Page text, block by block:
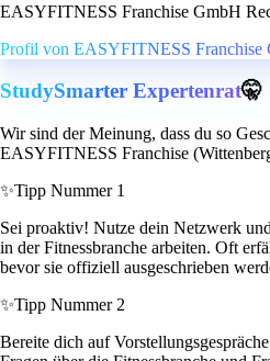
EASYFITNESS Franchise GmbH
Profil von EASYFITNESS Franchise
StudySmarter Expertenrat🤫
Wir sind der Meinung, dass du so
EASYFITNESS Franchise
✨Tipp Nummer 1
Sei proaktiv! Nutze dein Netzwerk
in der Fitnessbranche arbeiten. Oft
bevor sie offiziell ausgeschrieben
✨Tipp Nummer 2
Bereite dich auf